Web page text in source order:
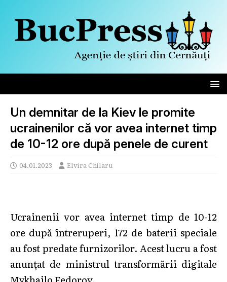
Un demnitar de la Kiev le promite
ucrainenilor că vor avea internet timp
de 10-12 ore după penele de curent
04.01.2023 Elvira Chilaru
Ucrainenii vor avea internet timp de 10-12
ore după întreruperi, 172 de baterii speciale
au fost predate furnizorilor. Acest lucru a fost
anunțat de ministrul transformării digitale